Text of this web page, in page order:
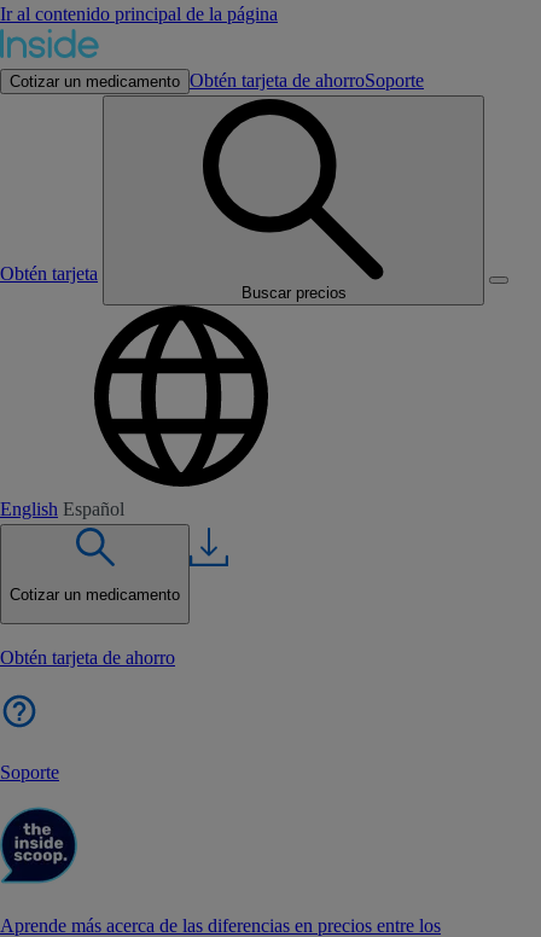
Ir al contenido principal de la página
Cotizar un medicamento Obtén tarjeta de ahorroSoporte
Obtén tarjeta
Buscar precios
English Español
Cotizar un medicamento
Obtén tarjeta de ahorro
Soporte
Aprende más acerca de las diferencias en precios entre los